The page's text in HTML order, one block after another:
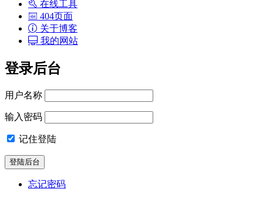
在线工具
404页面
关于博客
我的网站
登录后台
用户名称
输入密码
记住登陆
忘记密码